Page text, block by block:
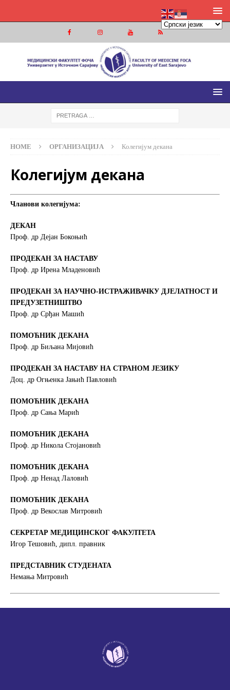
МЕДИЦИНСКИ ФАКУЛТЕТ ФОЧА
МЕДИЦИНСКИ ФАКУЛТЕТ УНИВЕРЗИТЕТА У ИСТОЧНОМ
HOME ОРГАНИЗАЦИЈА Колегијум декана
Колегијум декана
Чланови колегијума:
ДЕКАН
Проф. др Дејан Бокоњић
ПРОДЕКАН ЗА НАСТАВУ
Проф. др Ирена Младеновић
ПРОДЕКАН ЗА НАУЧНО-ИСТРАЖИВАЧКУ ДЈЕЛАТНОСТ И
ПРЕДУЗЕТНИШТВО
Проф. др Срђан Машић
ПОМОЋНИК ДЕКАНА
Проф. др Биљана Мијовић
ПРОДЕКАН ЗА НАСТАВУ НА СТРАНОМ ЈЕЗИКУ
Доц. др Огњенка Јањић Павловић
ПОМОЋНИК ДЕКАНА
Проф. др Сања Марић
ПОМОЋНИК ДЕКАНА
Проф. др Никола Стојановић
ПОМОЋНИК ДЕКАНА
Проф. др Ненад Лаловић
ПОМОЋНИК ДЕКАНА
Проф. др Векослав Митровић
СЕКРЕТАР МЕДИЦИНСКОГ ФАКУЛТЕТА
Игор Тешовић, дипл. правник
ПРЕДСТАВНИК СТУДЕНАТА
Немања Митровић